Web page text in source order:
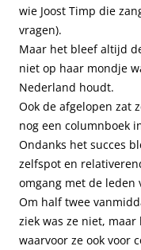
wie Joost Timp die
vragen).
Maar het bleef altijd
niet op haar mondje
Nederland houdt.
Ook de afgelopen zat
nog een columnboek
Ondanks het succes
zelfspot en
omgang met de leden
Om half twee
ziek was ze niet,
waarvoor ze ook voor